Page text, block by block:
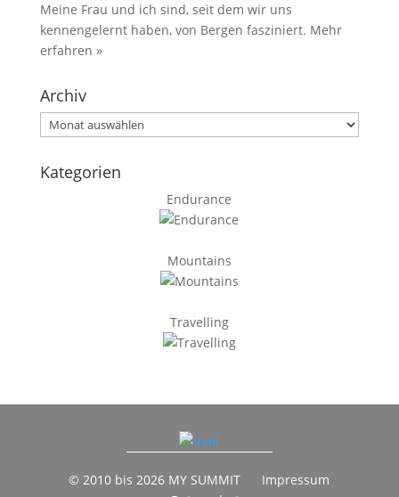
Meine Frau und ich sind, seit dem wir uns
kennengelernt haben, von Bergen fasziniert. Mehr
erfahren »
Archiv
Archiv
Kategorien
Endurance
Mountains
Travelling
© 2010 bis 2026 MY SUMMIT
Impressum